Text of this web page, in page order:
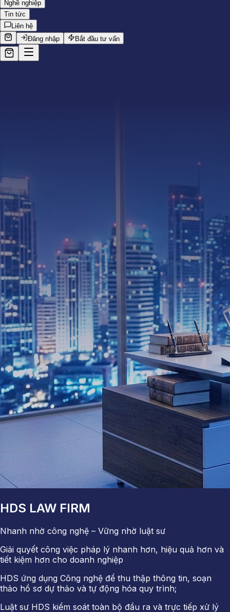
Nghề nghiệp
Tin tức
Liên hệ
Đăng nhập
Bắt đầu tư vấn
HDS LAW FIRM
Nhanh nhờ công nghệ – Vững nhờ luật sư
Giải quyết công việc pháp lý nhanh hơn, hiệu quả hơn và
tiết kiệm hơn cho doanh nghiệp
HDS ứng dụng Công nghệ để thu thập thông tin, soạn
thảo hồ sơ dự thảo và tự động hóa quy trình;
Luật sư HDS kiểm soát toàn bộ đầu ra và trực tiếp xử lý